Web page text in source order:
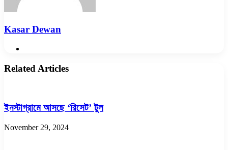
Kasar Dewan
Related Articles
ইনস্টাগ্রামে আসছে ‘রিসেট’ টুল
November 29, 2024